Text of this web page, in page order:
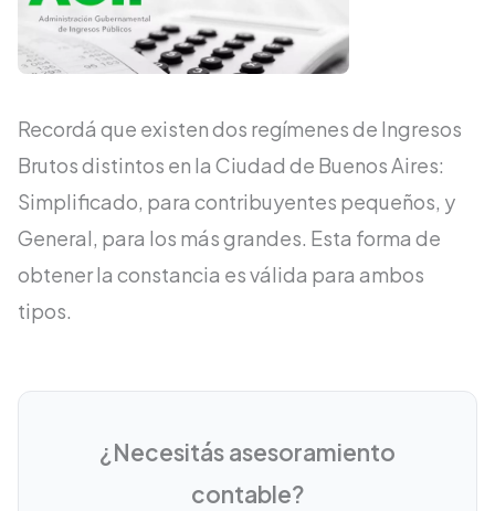
Recordá que existen dos regímenes de Ingresos
Brutos distintos en la Ciudad de Buenos Aires:
Simplificado, para contribuyentes pequeños, y
General, para los más grandes. Esta forma de
obtener la constancia es válida para ambos
tipos.
¿Necesitás asesoramiento
contable?